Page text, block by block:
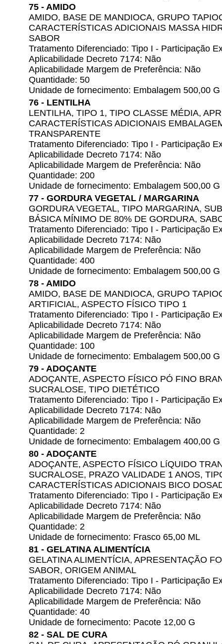
75 - AMIDO
AMIDO, BASE DE MANDIOCA, GRUPO
CARACTERÍSTICAS ADICIONAIS MASSA
SABOR
Tratamento Diferenciado: Tipo I - Participação
Aplicabilidade Decreto 7174: Não
Aplicabilidade Margem de Preferência: Não
Quantidade: 50
Unidade de fornecimento: Embalagem 500,00 G
76 - LENTILHA
LENTILHA, TIPO 1, TIPO CLASSE MÉDIA,
CARACTERÍSTICAS ADICIONAIS
TRANSPARENTE
Tratamento Diferenciado: Tipo I - Participação
Aplicabilidade Decreto 7174: Não
Aplicabilidade Margem de Preferência: Não
Quantidade: 200
Unidade de fornecimento: Embalagem 500,00 G
77 - GORDURA VEGETAL / MARGARINA
GORDURA VEGETAL, TIPO MARGARINA,
BÁSICA MÍNIMO DE 80% DE GORDURA,
Tratamento Diferenciado: Tipo I - Participação
Aplicabilidade Decreto 7174: Não
Aplicabilidade Margem de Preferência: Não
Quantidade: 400
Unidade de fornecimento: Embalagem 500,00 G
78 - AMIDO
AMIDO, BASE DE MANDIOCA, GRUPO
ARTIFICIAL, ASPECTO FÍSICO TIPO 1
Tratamento Diferenciado: Tipo I - Participação
Aplicabilidade Decreto 7174: Não
Aplicabilidade Margem de Preferência: Não
Quantidade: 100
Unidade de fornecimento: Embalagem 500,00 G
79 - ADOÇANTE
ADOÇANTE, ASPECTO FÍSICO PÓ FINO
SUCRALOSE, TIPO DIETÉTICO
Tratamento Diferenciado: Tipo I - Participação
Aplicabilidade Decreto 7174: Não
Aplicabilidade Margem de Preferência: Não
Quantidade: 2
Unidade de fornecimento: Embalagem 400,00 G
80 - ADOÇANTE
ADOÇANTE, ASPECTO FÍSICO LíQUIDO
SUCRALOSE, PRAZO VALIDADE 1 ANOS,
CARACTERÍSTICAS ADICIONAIS BICO
Tratamento Diferenciado: Tipo I - Participação
Aplicabilidade Decreto 7174: Não
Aplicabilidade Margem de Preferência: Não
Quantidade: 2
Unidade de fornecimento: Frasco 65,00 ML
81 - GELATINA ALIMENTÍCIA
GELATINA ALIMENTÍCIA, APRESENTAÇÃO
SABOR, ORIGEM ANIMAL
Tratamento Diferenciado: Tipo I - Participação
Aplicabilidade Decreto 7174: Não
Aplicabilidade Margem de Preferência: Não
Quantidade: 40
Unidade de fornecimento: Pacote 12,00 G
82 - SAL DE CURA